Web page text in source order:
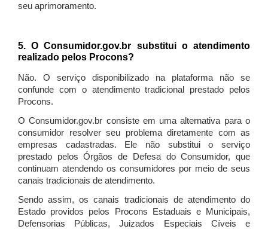
seu aprimoramento.
5. O Consumidor.gov.br substitui o atendimento
realizado pelos Procons?
Não. O serviço disponibilizado na plataforma não se
confunde com o atendimento tradicional prestado pelos
Procons.
O Consumidor.gov.br consiste em uma alternativa para o
consumidor resolver seu problema diretamente com as
empresas cadastradas. Ele não substitui o serviço
prestado pelos Órgãos de Defesa do Consumidor, que
continuam atendendo os consumidores por meio de seus
canais tradicionais de atendimento.
Sendo assim, os canais tradicionais de atendimento do
Estado providos pelos Procons Estaduais e Municipais,
Defensorias Públicas, Juizados Especiais Cíveis e